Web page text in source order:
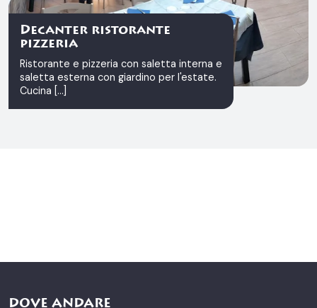
Decanter ristorante
pizzeria
Ristorante e pizzeria con saletta interna e
saletta esterna con giardino per l'estate.
Cucina [...]
DOVE ANDARE